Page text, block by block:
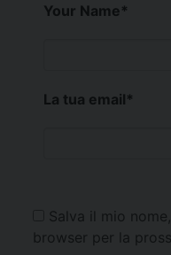
Your Name*
La tua email*
Salva il mio
browser per la